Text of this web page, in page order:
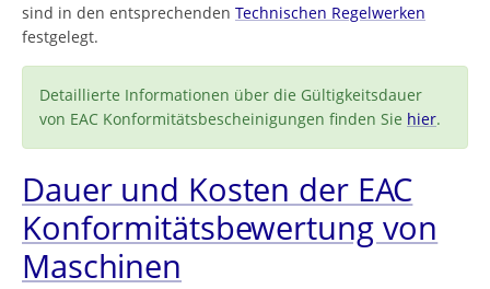
sind in den entsprechenden Technischen Regelwerken
festgelegt.
Detaillierte Informationen über die Gültigkeitsdauer
von EAC Konformitätsbescheinigungen finden Sie hier.
Dauer und Kosten der EAC
Konformitätsbewertung von
Maschinen